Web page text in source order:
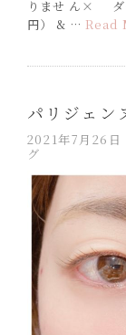
りませ ん× ダ
円） & … Read
パリジェン
2021年7月26日
グ